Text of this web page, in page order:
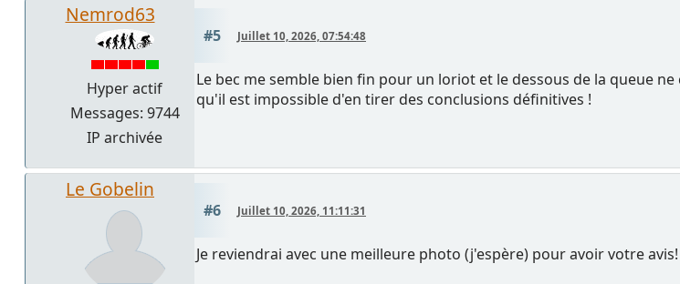
Nemrod63
Hyper actif
Messages: 9744
IP archivée
#5 Juillet 10, 2026, 07:54:48
Le bec me semble bien fin pour un loriot et le dessous de la queue
qu'il est impossible d'en tirer des conclusions définitives !
Le Gobelin
#6 Juillet 10, 2026, 11:11:31
Je reviendrai avec une meilleure photo (j'espère) pour avoir votre avis!